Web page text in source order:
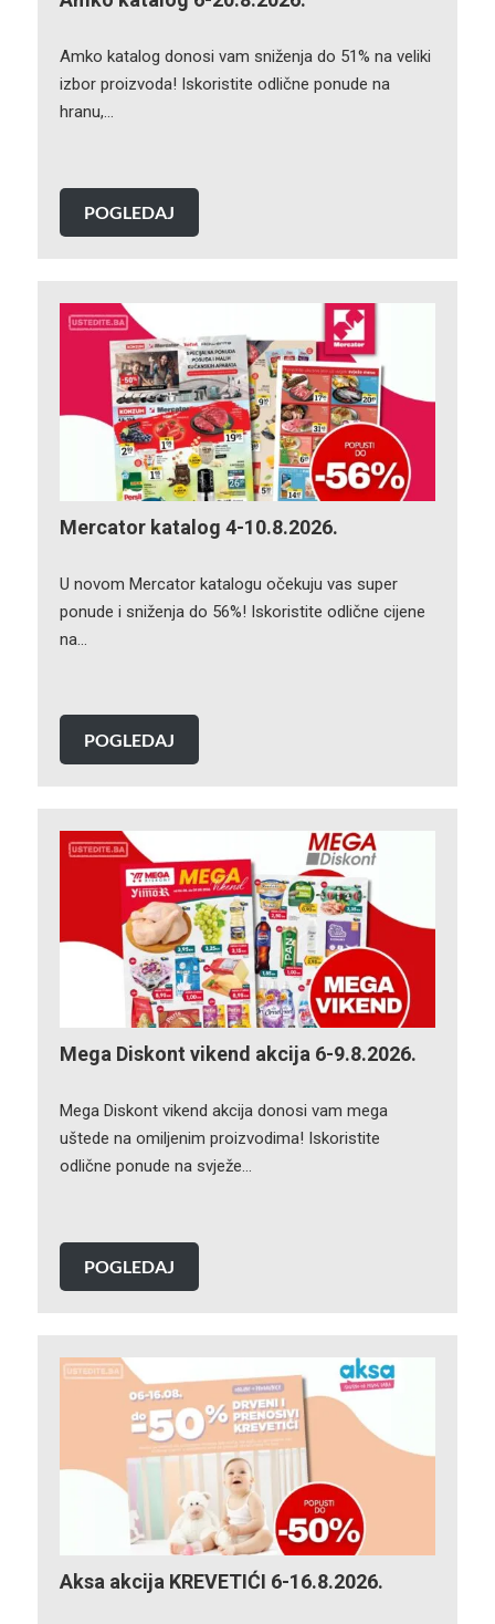
Amko katalog donosi vam sniženja do 51% na veliki
izbor proizvoda! Iskoristite odlične ponude na
hranu,…
POGLEDAJ
Mercator katalog 4-10.8.2026.
U novom Mercator katalogu očekuju vas super
ponude i sniženja do 56%! Iskoristite odlične cijene
na…
POGLEDAJ
Mega Diskont vikend akcija 6-9.8.2026.
Mega Diskont vikend akcija donosi vam mega
uštede na omiljenim proizvodima! Iskoristite
odlične ponude na svježe…
POGLEDAJ
Aksa akcija KREVETIĆI 6-16.8.2026.